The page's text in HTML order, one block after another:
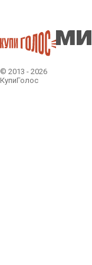
© 2013 - 2026
КупиГолос